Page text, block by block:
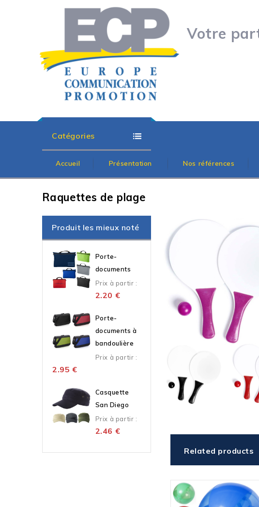
Votre
Catégories
Accueil Présentation Nos références
Raquettes de plage
Related products
Produit les mieux noté
Porte-
documents
Prix à partir :
2.20 €
Porte-
documents à
bandoulière
Prix à partir :
2.95 €
Casquette
San Diego
Prix à partir :
2.46 €